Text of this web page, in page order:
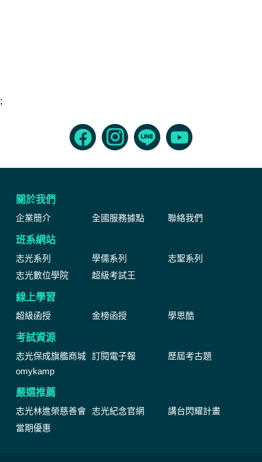
;
關於我們
企業簡介 全國服務據點 聯絡我們
班系網站
志光系列 學儒系列
志聖系列
志光數位學院
超級考試王
線上學習
超級函授 金榜函授 學思酷
考試資源
志光保成旗艦商城 訂閱電子報
歷屆考古題
omykamp
嚴選推薦
志光林進榮慈善會 志光紀念官網
講台閃耀計畫
當期優惠